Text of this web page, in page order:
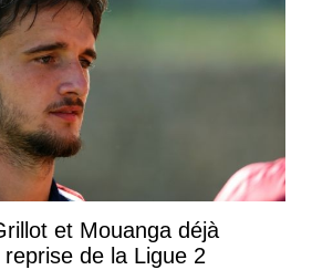
et Mouanga déjà
de la Ligue 2